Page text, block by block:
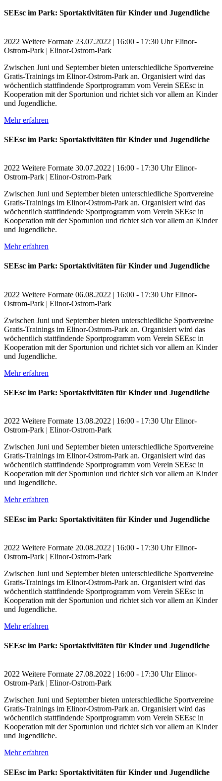
SEEsc im Park: Sportaktivitäten für Kinder und Jugendliche
2022 Weitere Formate 23.07.2022 | 16:00 - 17:30 UhrElinor-
Ostrom-Park | Elinor-Ostrom-Park
Zwischen Juni und September bieten unterschiedliche Sportvereine
Gratis-Trainings im Elinor-Ostrom-Park an. Organisiert wird das
wöchentlich stattfindende Sportprogramm vom Verein SEEsc in
Kooperation mit der Sportunion und richtet sich vor allem an Kinder
und Jugendliche.
Mehr erfahren
SEEsc im Park: Sportaktivitäten für Kinder und Jugendliche
2022 Weitere Formate 30.07.2022 | 16:00 - 17:30 UhrElinor-
Ostrom-Park | Elinor-Ostrom-Park
Zwischen Juni und September bieten unterschiedliche Sportvereine
Gratis-Trainings im Elinor-Ostrom-Park an. Organisiert wird das
wöchentlich stattfindende Sportprogramm vom Verein SEEsc in
Kooperation mit der Sportunion und richtet sich vor allem an Kinder
und Jugendliche.
Mehr erfahren
SEEsc im Park: Sportaktivitäten für Kinder und Jugendliche
2022 Weitere Formate 06.08.2022 | 16:00 - 17:30 UhrElinor-
Ostrom-Park | Elinor-Ostrom-Park
Zwischen Juni und September bieten unterschiedliche Sportvereine
Gratis-Trainings im Elinor-Ostrom-Park an. Organisiert wird das
wöchentlich stattfindende Sportprogramm vom Verein SEEsc in
Kooperation mit der Sportunion und richtet sich vor allem an Kinder
und Jugendliche.
Mehr erfahren
SEEsc im Park: Sportaktivitäten für Kinder und Jugendliche
2022 Weitere Formate 13.08.2022 | 16:00 - 17:30 UhrElinor-
Ostrom-Park | Elinor-Ostrom-Park
Zwischen Juni und September bieten unterschiedliche Sportvereine
Gratis-Trainings im Elinor-Ostrom-Park an. Organisiert wird das
wöchentlich stattfindende Sportprogramm vom Verein SEEsc in
Kooperation mit der Sportunion und richtet sich vor allem an Kinder
und Jugendliche.
Mehr erfahren
SEEsc im Park: Sportaktivitäten für Kinder und Jugendliche
2022 Weitere Formate 20.08.2022 | 16:00 - 17:30 UhrElinor-
Ostrom-Park | Elinor-Ostrom-Park
Zwischen Juni und September bieten unterschiedliche Sportvereine
Gratis-Trainings im Elinor-Ostrom-Park an. Organisiert wird das
wöchentlich stattfindende Sportprogramm vom Verein SEEsc in
Kooperation mit der Sportunion und richtet sich vor allem an Kinder
und Jugendliche.
Mehr erfahren
SEEsc im Park: Sportaktivitäten für Kinder und Jugendliche
2022 Weitere Formate 27.08.2022 | 16:00 - 17:30 UhrElinor-
Ostrom-Park | Elinor-Ostrom-Park
Zwischen Juni und September bieten unterschiedliche Sportvereine
Gratis-Trainings im Elinor-Ostrom-Park an. Organisiert wird das
wöchentlich stattfindende Sportprogramm vom Verein SEEsc in
Kooperation mit der Sportunion und richtet sich vor allem an Kinder
und Jugendliche.
Mehr erfahren
SEEsc im Park: Sportaktivitäten für Kinder und Jugendliche